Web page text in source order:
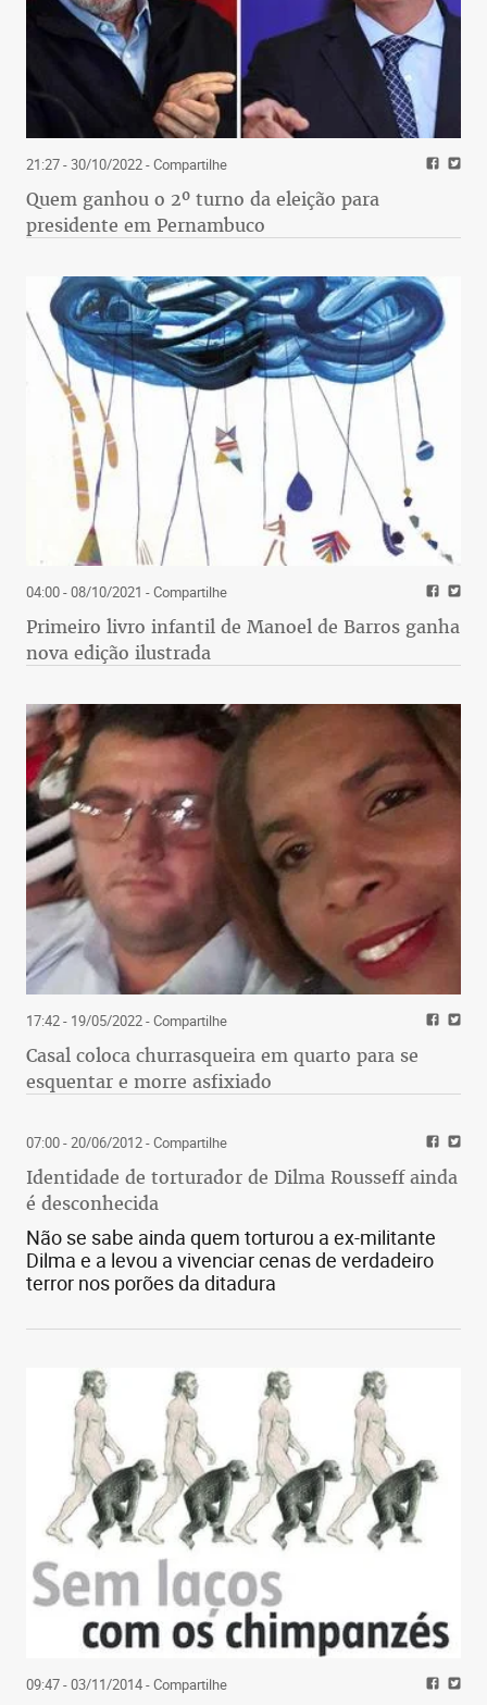
21:27 - 30/10/2022- Compartilhe
Quem ganhou o 2º turno da eleição para
presidente em Pernambuco
04:00 - 08/10/2021 - Compartilhe
Primeiro livro infantil de Manoel de Barros ganha
nova edição ilustrada
17:42 - 19/05/2022- Compartilhe
Casal coloca churrasqueira em quarto para se
esquentar e morre asfixiado
07:00 - 20/06/2012- Compartilhe
Identidade de torturador de Dilma Rousseff ainda
é desconhecida
Não se sabe ainda quem torturou a ex-militante
Dilma e a levou a vivenciar cenas de verdadeiro
terror nos porões da ditadura
09:47 - 03/11/2014- Compartilhe